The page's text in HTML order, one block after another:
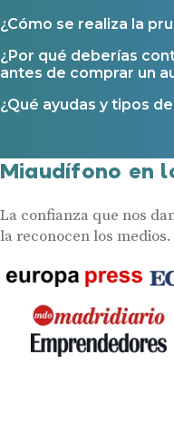
¿Cómo se realiza la
¿Por qué deberías
antes de comprar un
¿Qué ayudas y tipos
Miaudífono en
La confianza que nos
la reconocen los medios.